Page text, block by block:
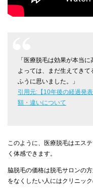
「医療脱毛は効果が本当
よっては、まだ生えてき
ふうに思いました。」
引用元:【10年後の経過発
額・違いについて
このように、医療脱毛はエス
く体感できます。
脇脱毛の価格は脱毛サロンの
をなくしたい人にはクリニッ